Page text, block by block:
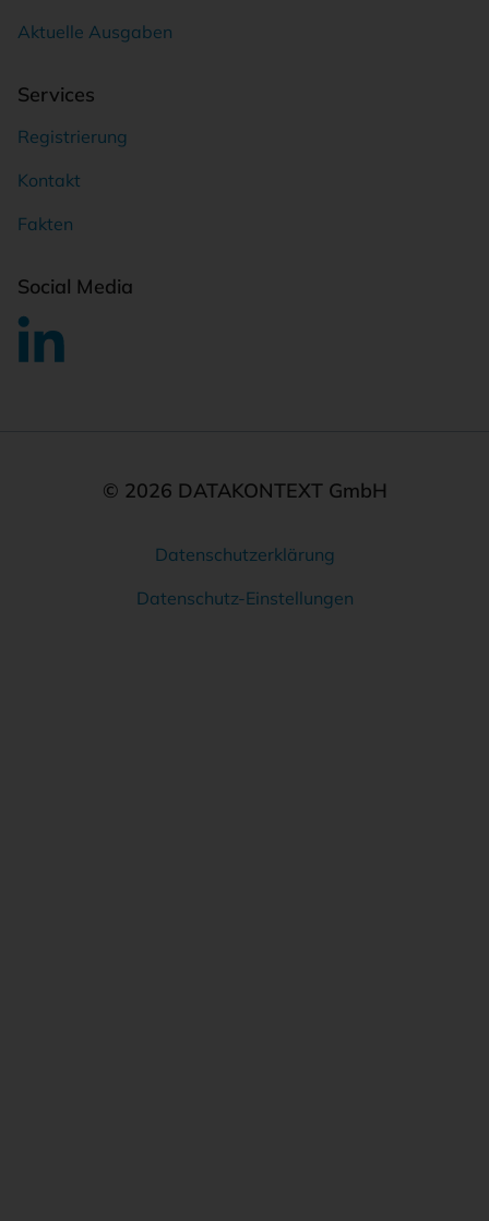
Aktuelle Ausgaben
Services
Registrierung
Kontakt
Fakten
Social Media
© 2026 DATAKONTEXT GmbH
Datenschutzerklärung
Datenschutz-Einstellungen